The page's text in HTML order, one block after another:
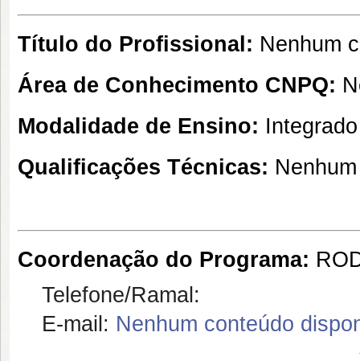
Título do Profissional: Nenhum
Área de Conhecimento CNPQ:
Modalidade de Ensino: Integrado
Qualificações Técnicas:
Coordenação do Programa:
Telefone/Ramal:
E-mail: Nenhum conteúdo